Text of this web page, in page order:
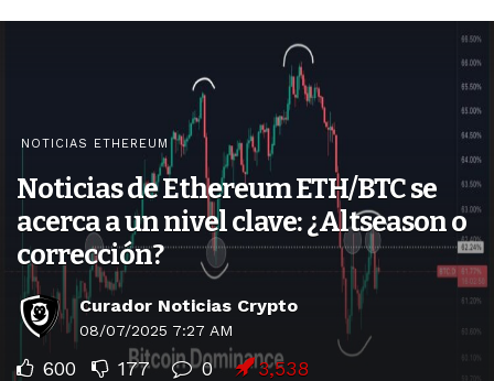
NOTICIAS ETHEREUM
Noticias de Ethereum ETH/BTC se
acerca a un nivel clave: ¿Altseason o
corrección?
Curador Noticias Crypto
08/07/2025 7:27 AM
600 177 0 3,538